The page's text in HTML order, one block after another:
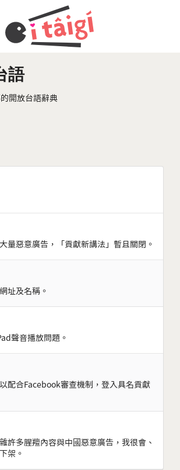
語
開放台語辭典
量惡意廣告，「貢獻新講法」暫且關閉。
址及名稱。
聲音播放問題。
配合Facebook審查機制，登入具名貢獻
許多腥羶內容與中國惡意廣告，我很會、
架。